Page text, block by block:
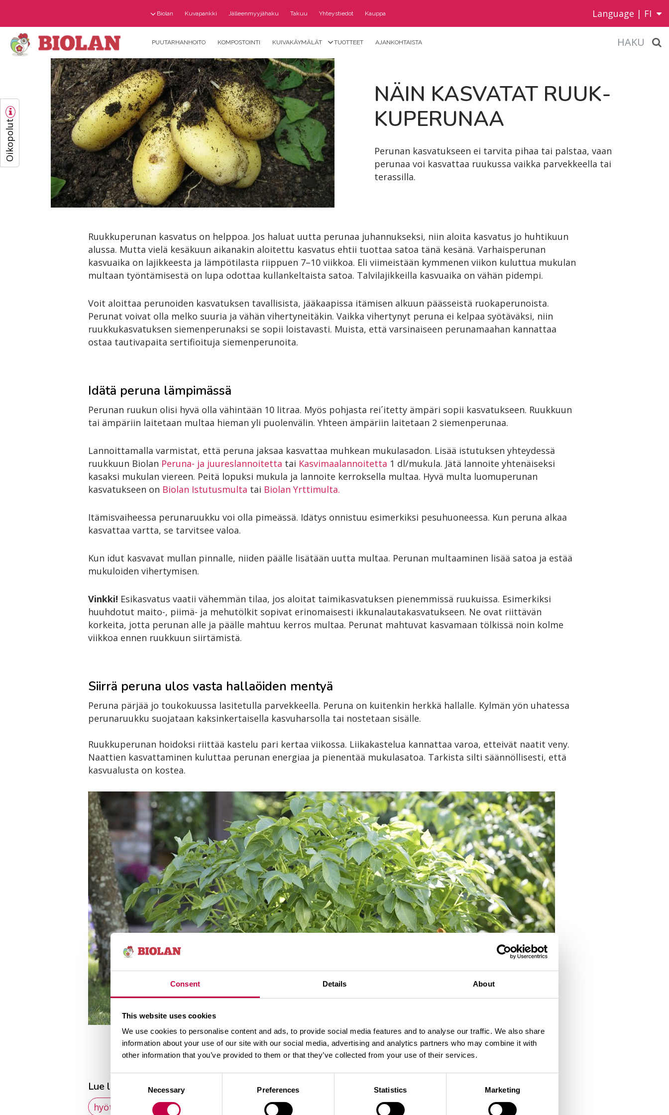
Consent Details About
This website uses cookies
We use cookies to personalise content and ads, to provide social media features and to analyse our traffic. We also share
information about your use of our site with our social media, advertising and analytics partners who may combine it with
other information that you’ve provided to them or that they’ve collected from your use of their services.
Necessary Preferences Statistics Marketing
Oikopolut
Biolan Kuvapankki Jälleenmyyjähaku Takuu Yhteystiedot Kauppa Language | FI
PUUTARHANHOITO KOMPOSTOINTI KUIVAKÄYMÄLÄT TUOTTEET AJANKOHTAISTA HAKU
NÄIN KAS­VA­TAT RUUK­
KU­PE­RU­NAA
Perunan kasvatukseen ei tarvita pihaa tai palstaa, vaan
perunaa voi kasvattaa ruukussa vaikka parvekkeella tai
terassilla.
Ruukkuperunan kasvatus on helppoa. Jos haluat uutta perunaa juhannukseksi, niin aloita kasvatus jo huhtikuun
alussa. Mutta vielä kesäkuun aikanakin aloitettu kasvatus ehtii tuottaa satoa tänä kesänä. Varhaisperunan
kasvuaika on lajikkeesta ja lämpötilasta riippuen 7–10 viikkoa. Eli viimeistään kymmenen viikon kuluttua mukulan
multaan työntämisestä on lupa odottaa kullankeltaista satoa. Talvilajikkeilla kasvuaika on vähän pidempi.
Voit aloittaa perunoiden kasvatuksen tavallisista, jääkaapissa itämisen alkuun päässeistä ruokaperunoista.
Perunat voivat olla melko suuria ja vähän vihertyneitäkin. Vaikka vihertynyt peruna ei kelpaa syötäväksi, niin
ruukkukasvatuksen siemenperunaksi se sopii loistavasti. Muista, että varsinaiseen perunamaahan kannattaa
ostaa tautivapaita sertifioituja siemenperunoita.
Idätä peruna lämpimässä
Perunan ruukun olisi hyvä olla vähintään 10 litraa. Myös pohjasta rei´itetty ämpäri sopii kasvatukseen. Ruukkuun
tai ämpäriin laitetaan multaa hieman yli puolenvälin. Yhteen ämpäriin laitetaan 2 siemenperunaa.
Lannoittamalla varmistat, että peruna jaksaa kasvattaa muhkean mukulasadon. Lisää istutuksen yhteydessä
ruukkuun Biolan Peruna- ja juureslannoitetta tai Kasvimaalannoitetta 1 dl/mukula. Jätä lannoite yhtenäiseksi
kasaksi mukulan viereen. Peitä lopuksi mukula ja lannoite kerroksella multaa. Hyvä multa luomuperunan
kasvatukseen on Biolan Istutusmulta tai Biolan Yrttimulta.
Itämisvaiheessa perunaruukku voi olla pimeässä. Idätys onnistuu esimerkiksi pesuhuoneessa. Kun peruna alkaa
kasvattaa vartta, se tarvitsee valoa.
Kun idut kasvavat mullan pinnalle, niiden päälle lisätään uutta multaa. Perunan multaaminen lisää satoa ja estää
mukuloiden vihertymisen.
Vinkki! Esikasvatus vaatii vähemmän tilaa, jos aloitat taimikasvatuksen pienemmissä ruukuissa. Esimerkiksi
huuhdotut maito-, piimä- ja mehutölkit sopivat erinomaisesti ikkunalautakasvatukseen. Ne ovat riittävän
korkeita, jotta perunan alle ja päälle mahtuu kerros multaa. Perunat mahtuvat kasvamaan tölkissä noin kolme
viikkoa ennen ruukkuun siirtämistä.
Siirrä peruna ulos vasta hallaöiden mentyä
Peruna pärjää jo toukokuussa lasitetulla parvekkeella. Peruna on kuitenkin herkkä hallalle. Kylmän yön uhatessa
perunaruukku suojataan kaksinkertaisella kasvuharsolla tai nostetaan sisälle.
Ruukkuperunan hoidoksi riittää kastelu pari kertaa viikossa. Liikakastelua kannattaa varoa, etteivät naatit veny.
Naattien kasvattaminen kuluttaa perunan energiaa ja pienentää mukulasatoa. Tarkista silti säännöllisesti, että
kasvualusta on kostea.
Lue lisää aiheista
hyötykasvit parveke taimikasvatus